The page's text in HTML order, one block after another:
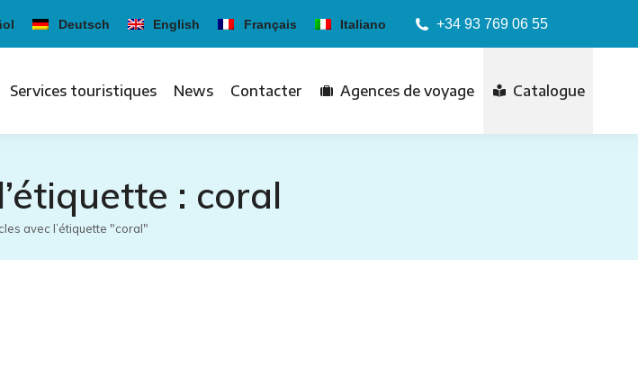
Deutsch English Français Italiano +34 93 769 06 55
Services touristiques News Contacter Agences de voyage Catalogue
: coral
: avec l’étiquette "coral"